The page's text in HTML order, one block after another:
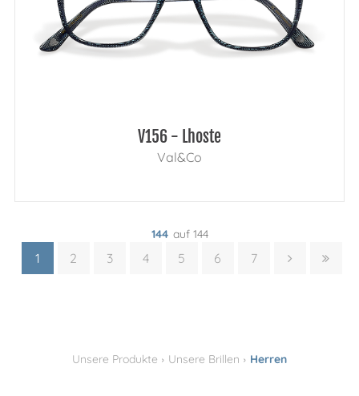
Unsere Produkte › Unsere Brillen › Herren
V156 - Lhoste
Val&Co
144 auf 144
1 2 3 4 5 6 7